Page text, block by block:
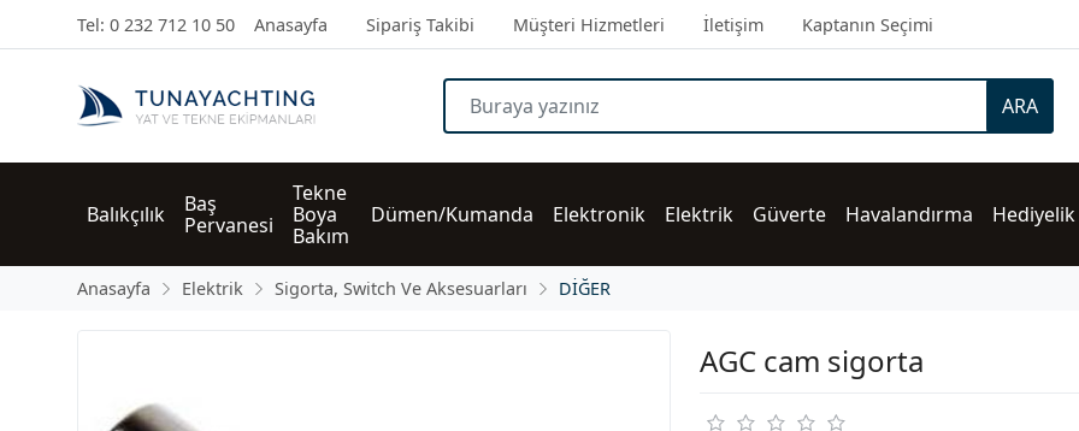
Tel: 0 232 712 10 50 Anasayfa Sipariş Takibi Müşteri Hizmetleri İletişim Kaptanın Seçimi
ARA
Balıkçılık
Baş
Pervanesi
Tekne
Boya
Bakım
Dümen/Kumanda Elektronik Elektrik Güverte Havalandırma Hediyelik
Anasayfa Elektrik Sigorta, Switch Ve Aksesuarları DİĞER
AGC cam sigorta